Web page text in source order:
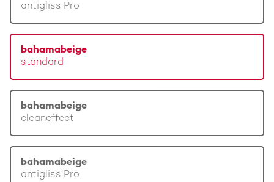
antigliss Pro
bahamabeige
standard
bahamabeige
cleaneffect
bahamabeige
antigliss Pro